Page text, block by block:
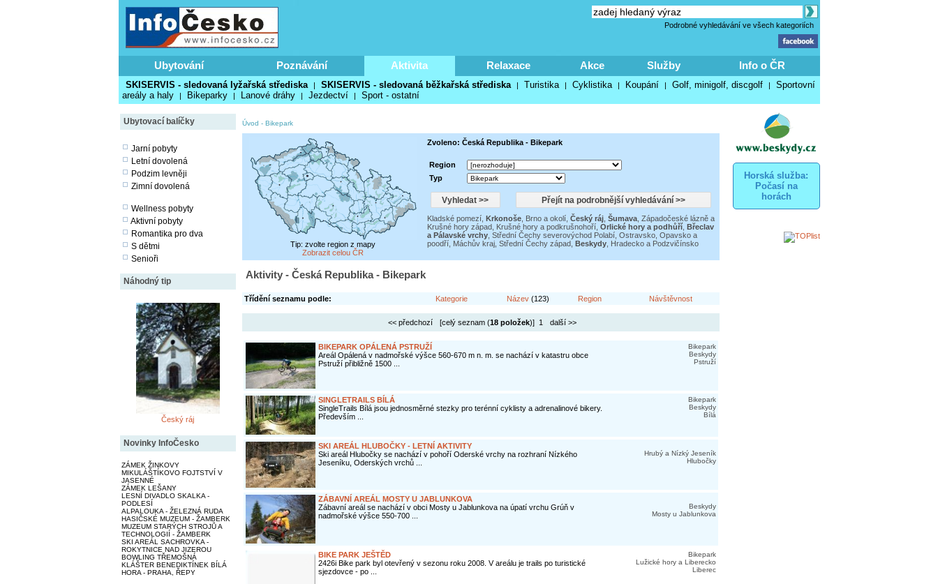
Podrobné vyhledávání ve všech kategoriích
Ubytování Poznávání Aktivita Relaxace Akce Služby Info o ČR
SKISERVIS - sledovaná lyžařská střediska | SKISERVIS - sledovaná běžkařská střediska | Turistika | Cyklistika | Koupání | Golf, minigolf, discgolf |
Sportovní
areály a haly
| Bikeparky | Lanové dráhy | Jezdectví | Sport - ostatní
Ubytovací balíčky
Jarní pobyty
Letní dovolená
Podzim levněji
Zimní dovolená
Wellness pobyty
Aktivní pobyty
Romantika pro dva
S dětmi
Senioři
Náhodný tip
Český ráj
Novinky InfoČesko
ZÁMEK ŽINKOVY
MIKULÁŠTÍKOVO FOJTSTVÍ V
JASENNÉ
ZÁMEK LEŠANY
LESNÍ DIVADLO SKALKA -
PODLESÍ
ALPALOUKA - ŽELEZNÁ RUDA
HASIČSKÉ MUZEUM - ŽAMBERK
MUZEUM STARÝCH STROJŮ A
TECHNOLOGIÍ - ŽAMBERK
SKI AREÁL SACHROVKA -
ROKYTNICE NAD JIZEROU
BOWLING TŘEMOŠNÁ
KLÁŠTER BENEDIKTÍNEK BÍLÁ
HORA - PRAHA, ŘEPY
Horská služba:
Počasí na
horách
Úvod - Bikepark
Tip: zvolte region z mapy
Zobrazit celou ČR
Zvoleno: Česká Republika - Bikepark
Region
Typ
Kladské pomezí, Krkonoše, Brno a okolí, Český ráj, Šumava, Západočeské lázně a
Krušné hory západ, Krušné hory a podkrušnohoří, Orlické hory a podhůří, Břeclav
a Pálavské vrchy, Střední Čechy severovýchod Polabí, Ostravsko, Opavsko a
poodří, Máchův kraj, Střední Čechy západ, Beskydy, Hradecko a Podzvičínsko
Aktivity - Česká Republika - Bikepark
Třídění seznamu podle: Kategorie Název(123) Region Návštěvnost
<< předchozí [celý seznam (18 položek)] 1 další >>
BIKEPARK OPÁLENÁ PSTRUŽÍ
Areál Opálená v nadmořské výšce 560-670 m n. m. se nachází v katastru obce
Pstruží přibližně 1500 ...
Bikepark
Beskydy
Pstruží
SINGLETRAILS BÍLÁ
SingleTrails Bílá jsou jednosměrné stezky pro terénní cyklisty a adrenalinové bikery.
Především ...
Bikepark
Beskydy
Bílá
SKI AREÁL HLUBOČKY - LETNÍ AKTIVITY
Ski areál Hlubočky se nachází v pohoří Oderské vrchy na rozhraní Nízkého
Jeseníku, Oderských vrchů ...
Hrubý a Nízký Jeseník
Hlubočky
ZÁBAVNÍ AREÁL MOSTY U JABLUNKOVA
Zábavní areál se nachází v obci Mosty u Jablunkova na úpatí vrchu Grúň v
nadmořské výšce 550-700 ...
Beskydy
Mosty u Jablunkova
BIKE PARK JEŠTĚD
2426i Bike park byl otevřený v sezonu roku 2008. V areálu je trails po turistické
sjezdovce - po ...
Bikepark
Lužické hory a Liberecko
Liberec